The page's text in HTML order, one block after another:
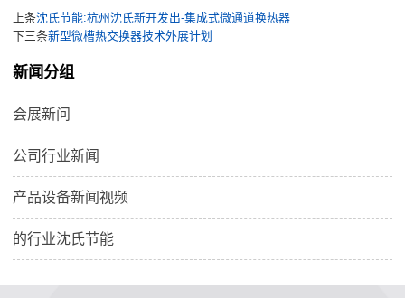
上条沈氏节能:杭州沈氏新开发出-集成式微通道换热器
下三条新型微槽热交换器技术外展计划
新闻分组
会展新问
公司行业新闻
产品设备新闻视频
的行业沈氏节能